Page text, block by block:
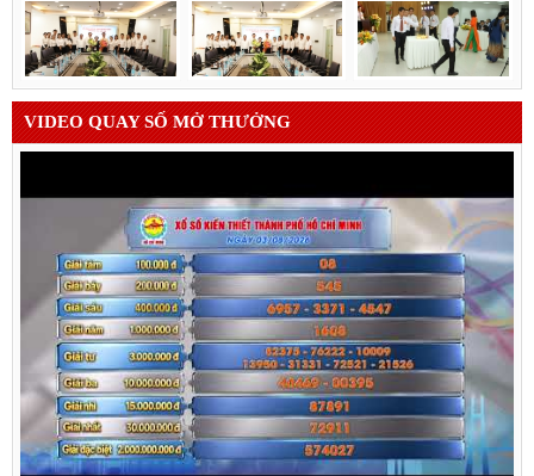
VIDEO QUAY SỐ MỞ THƯỞNG